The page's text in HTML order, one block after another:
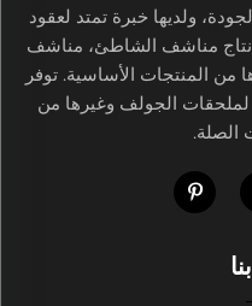
ولديها خبرة تمتد لعقود
مناشف الشاطئ، مناشف
من المنتجات الأساسية. توفر
لملحقات الجولف وغيرها من
الصلة.